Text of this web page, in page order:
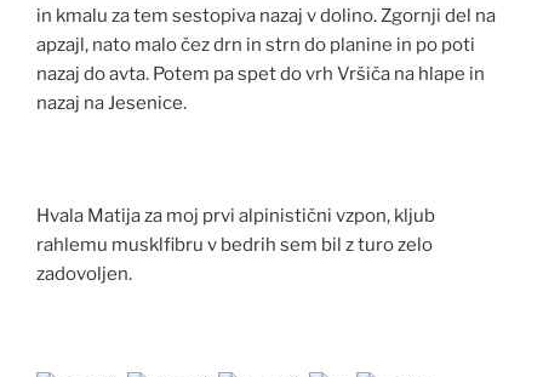
in kmalu za tem sestopiva nazaj v dolino. Zgornji del na
apzajl, nato malo čez drn in strn do planine in po poti
nazaj do avta. Potem pa spet do vrh Vršiča na hlape in
nazaj na Jesenice.
Hvala Matija za moj prvi alpinistični vzpon, kljub
rahlemu musklfibru v bedrih sem bil z turo zelo
zadovoljen.